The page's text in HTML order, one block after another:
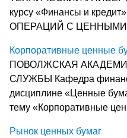
курсу «Финансы и
ОПЕРАЦИЙ С ЦЕННЫМИ
Корпоративные ценные
ПОВОЛЖСКАЯ
СЛУЖБЫ Кафедра
дисциплине «Ценные
тему «Корпоративные
Рынок ценных бумаг